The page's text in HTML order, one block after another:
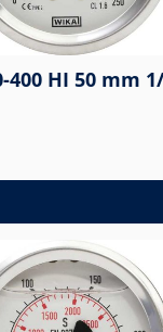
HI 50 mm